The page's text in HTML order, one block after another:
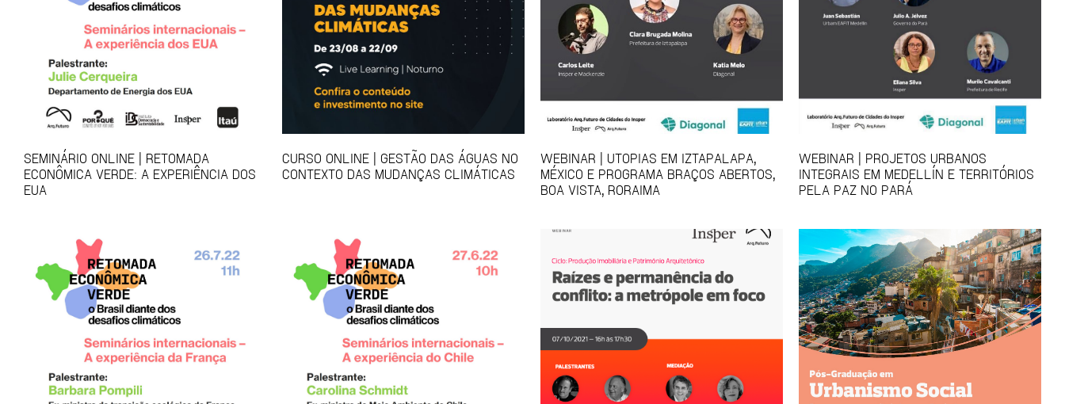
SEMINÁRIO ONLINE | RETOMADA
ECONÔMICA VERDE: A EXPERIÊNCIA DOS
EUA
CURSO ONLINE | GESTÃO DAS ÁGUAS NO
CONTEXTO DAS MUDANÇAS CLIMÁTICAS
WEBINAR | UTOPIAS EM IZTAPALAPA,
MÉXICO E PROGRAMA BRAÇOS ABERTOS,
BOA VISTA, RORAIMA
WEBINAR | PROJETOS URBANOS
INTEGRAIS EM MEDELLÍN E TERRITÓRIOS
PELA PAZ NO PARÁ